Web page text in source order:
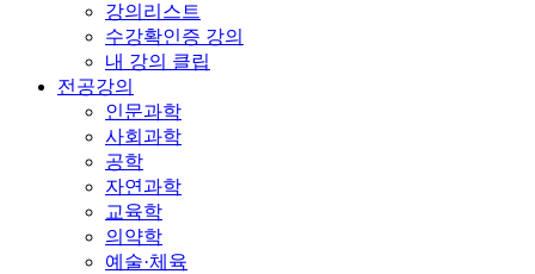
강의리스트
수강확인증 강의
내 강의 클립
전공강의
인문과학
사회과학
공학
자연과학
교육학
의약학
예술·체육